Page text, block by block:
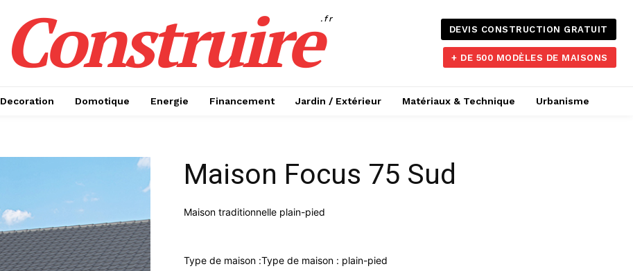
Construire.fr
DEVIS CONSTRUCTION GRATUIT
+ DE 500 MODÈLES DE MAISONS
Decoration Domotique Energie Financement Jardin / Extérieur Matériaux & Technique Urbanisme
Maison Focus 75 Sud
Maison traditionnelle plain-pied
Type de maison :Type de maison : plain-pied